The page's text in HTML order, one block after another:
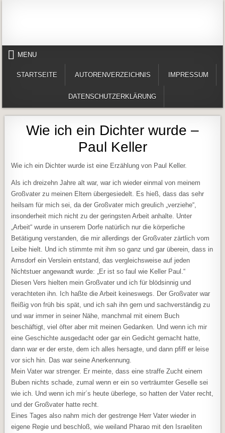
MENU
STARTSEITE AUTORENVERZEICHNIS IMPRESSUM
DATENSCHUTZERKLÄRUNG
Wie ich ein Dichter wurde –
Paul Keller
Wie ich ein Dichter wurde ist eine Erzählung von Paul Keller.
Als ich dreizehn Jahre alt war, war ich wieder einmal von meinem
Großvater zu meinen Eltern übergesiedelt. Es hieß, dass das sehr
heilsam für mich sei, da der Großvater mich greulich „verziehe“,
insonderheit mich nicht zu der geringsten Arbeit anhalte. Unter
„Arbeit“ wurde in unserem Dorfe natürlich nur die körperliche
Betätigung verstanden, die mir allerdings der Großvater zärtlich vom
Leibe hielt. Und ich stimmte mit ihm so ganz und gar überein, dass in
Arnsdorf ein Verslein entstand, das vergleichsweise auf jeden
Nichtstuer angewandt wurde: „Er ist so faul wie Keller Paul.“
Diesen Vers hielten mein Großvater und ich für blödsinnig und
verachteten ihn. Ich haßte die Arbeit keineswegs. Der Großvater war
fleißig von früh bis spät, und ich sah ihn gern und sachverständig zu
und war immer in seiner Nähe, manchmal mit einem Buch
beschäftigt, viel öfter aber mit meinen Gedanken. Und wenn ich mir
eine Geschichte ausgedacht oder gar ein Gedicht gemacht hatte,
dann war er der erste, dem ich alles hersagte, und dann pfiff er leise
vor sich hin. Das war seine Anerkennung.
Mein Vater war strenger. Er meinte, dass eine straffe Zucht einem
Buben nichts schade, zumal wenn er ein so verträumter Geselle sei
wie ich. Und wenn ich mir´s heute überlege, so hatten der Vater recht,
und der Großvater hatte recht.
Eines Tages also nahm mich der gestrenge Herr Vater wieder in
eigene Regie und beschloß, wie weiland Pharao mit den Israeliten